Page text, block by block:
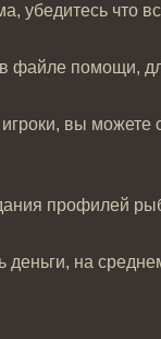
убедитесь что
файле помощи,
вы
профилей
деньги, на